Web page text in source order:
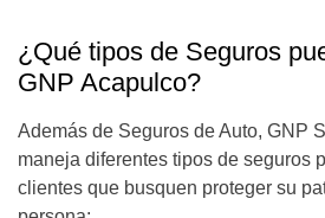
¿Qué tipos de Seguros
GNP Acapulco?
Además de Seguros de Auto, GNP
maneja diferentes tipos de seguros
clientes que busquen proteger su